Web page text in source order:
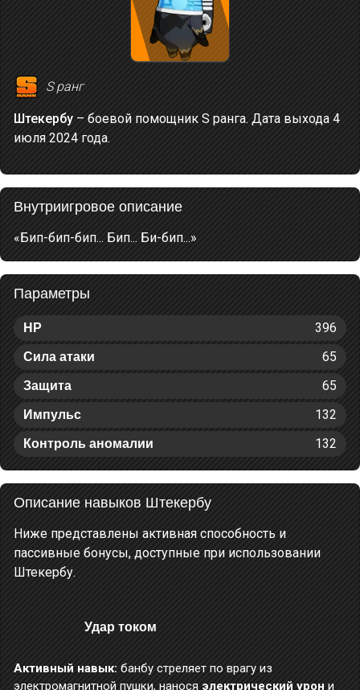
S ранг
Штекербу – боевой помощник S ранга. Дата выхода 4
июля 2024 года.
Внутриигровое описание
«Бип-бип-бип... Бип... Би-бип...»
Параметры
HP 396
Сила атаки 65
Защита 65
Импульс 132
Контроль аномалии 132
Описание навыков Штекербу
Ниже представлены активная способность и
пассивные бонусы, доступные при использовании
Штекербу.
Удар током
Активный навык: банбу стреляет по врагу из
электромагнитной пушки, нанося электрический урон и